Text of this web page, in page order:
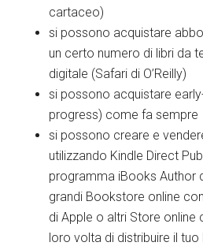
cartaceo)
si possono acquistare
un certo numero di libri da
digitale (Safari di O’Reilly)
si possono acquistare
progress) come fa sempre
si possono creare e
utilizzando Kindle Direct
programma iBooks Author
grandi Bookstore online
di Apple o altri Store
loro volta di distribuire il tuo